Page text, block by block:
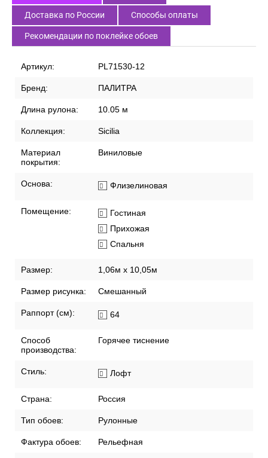
Доставка по России Способы оплаты
Рекомендации по поклейке обоев
Артикул: PL71530-12
Бренд: ПАЛИТРА
Длина рулона: 10.05 м
Коллекция: Sicilia
Материал
покрытия:
Виниловые
Основа: Флизелиновая
Помещение:
Гостиная
Прихожая
Спальня
Размер: 1,06м х 10,05м
Размер рисунка: Смешанный
Раппорт (см): 64
Способ
производства:
Горячее тиснение
Стиль: Лофт
Страна: Россия
Тип обоев: Рулонные
Фактура обоев: Рельефная